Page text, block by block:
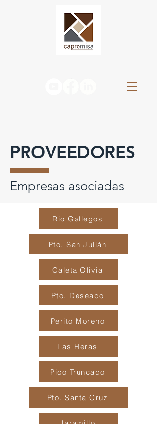
PROVEEDORES
Empresas asociadas
Rio Gallegos
Pto. San Julián
Caleta Olivia
Pto. Deseado
Perito Moreno
Las Heras
Pico Truncado
Pto. Santa Cruz
Jaramillo